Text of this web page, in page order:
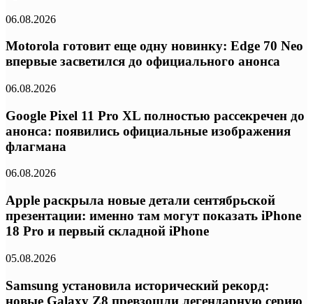
06.08.2026
Motorola готовит еще одну новинку: Edge 70 Neo
впервые засветился до официального анонса
06.08.2026
Google Pixel 11 Pro XL полностью рассекречен до
анонса: появились официальные изображения
флагмана
06.08.2026
Apple раскрыла новые детали сентябрьской
презентации: именно там могут показать iPhone
18 Pro и первый складной iPhone
05.08.2026
Samsung установила исторический рекорд:
новые Galaxy Z8 превзошли легендарную серию